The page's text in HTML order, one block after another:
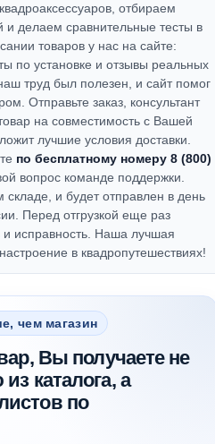
отбираем
и делаем сравнительные тесты в
товаров у нас на сайте:
по установке и отзывы реальных
труд был полезен, и сайт помог
Отправьте заказ, консультант
на совместимость с Вашей
лучшие условия доставки.
по бесплатному номеру 8 (800)
вопрос команде поддержки.
и будет отправлен в день
Перед отгрузкой еще раз
исправность. Наша лучшая
в квадропутешествиях!
чем магазин
Вы получаете не
каталога, а
по